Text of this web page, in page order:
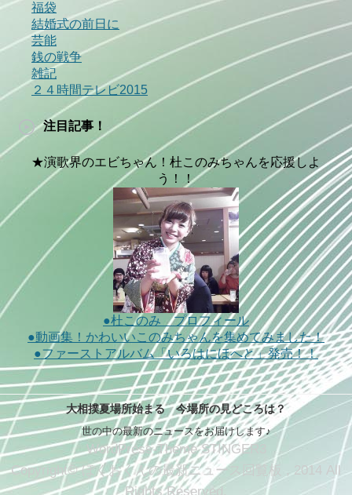
福袋
結婚式の前日に
芸能
銭の戦争
雑記
２４時間テレビ2015
注目記事！
★演歌界のエビちゃん！杜このみちゃんを応援しよ
う！！
●杜このみ プロフィール
●動画集！かわいいこのみちゃんを集めてみました！
●ファーストアルバム「いろはにほへと」発売！！
大相撲夏場所始まる 今場所の見どころは？
世の中の最新のニュースをお届けします♪
WordPress-Theme STINGER3
Copyright© ぼくおくんの最新ニュース回覧板 , 2014 All
Rights Reserved.